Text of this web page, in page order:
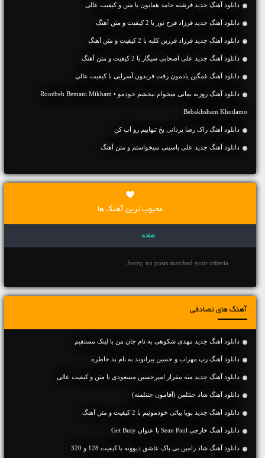
دانلود آهنگ جديد فرشته حامد همایون با متن و کیفیت عالی
دانلود آهنگ جديد فرزاد فرخ نور با 2 کیفیت و متن آهنگ
دانلود آهنگ جديد فرزاد فرزین کلبه با 2 کیفیت و متن آهنگ
دانلود آهنگ جديد علی اصحابی سیگار با 2 کیفیت و متن آهنگ
دانلود آهنگ غمگین یادمون رفت فریدون آسرایی با کیفیت عالی
دانلود آهنگ روزبه بمانی میخوام ببخشم خودمو • Roozbeh Bemani Mikham
Bebakhsham Khodamo
دانلود آهنگ راک رضا یزدانی یخ تنهاییم رو آب کن
دانلود آهنگ جديد علی یاسینی نمیخواستم و متن آهنگ
محبوب ترین آهنگ ها
هفته
Sorry, no posts matched your criteria.
آهنگ های تصادفی
دانلود آهنگ جديد مهدی شکوهی به نام جان من با لینک مستقیم
دانلود آهنگ رپ مهراب و حسین بیرانوند به نام بد خاطره
دانلود آهنگ جديد منه بیقرار امیرحسین مسعودی با متن و کیفیت عالی
دانلود آهنگ شاد جنتلمن (آقامون جنتلمنه)
دانلود آهنگ جديد پویا بیاتی خودمونیم با 2 کیفیت و متن آهنگ
دانلود آهنگ خارجی Sean Paul با عنوان Get Busy
دانلود آهنگ شاد رامین بی باک عاشق دیوونه با کیفیت 128 و 320